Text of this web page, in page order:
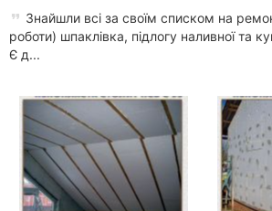
Знайшли всі за своїм списком на
роботи) шпаклівка, підлогу наливної та
Є д...